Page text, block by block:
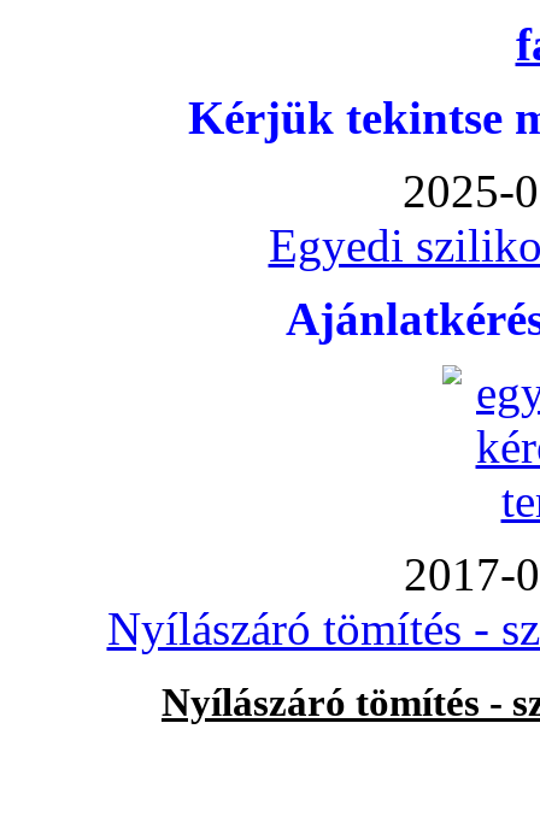
Kérjük tekintse
2025-
Egyedi
2017-
Nyílászáró tömítés -
Nyílászáró tömítés -